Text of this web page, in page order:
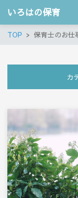
いろはの保育
TOP 保育士のお仕
カ